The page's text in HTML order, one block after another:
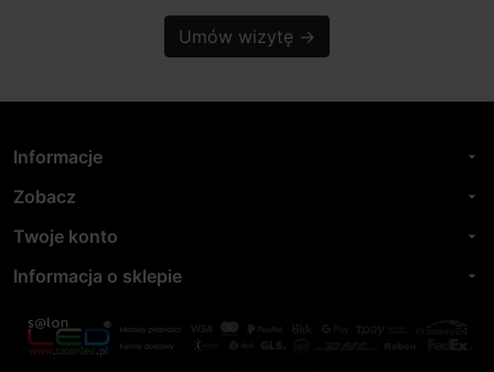
Umów wizytę →
Informacje arrow_drop_down
Zobacz arrow_drop_down
Twoje konto arrow_drop_down
Informacja o sklepie arrow_drop_down